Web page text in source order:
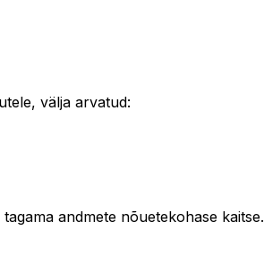
välja arvatud:
andmete nõuetekohase kaitse.